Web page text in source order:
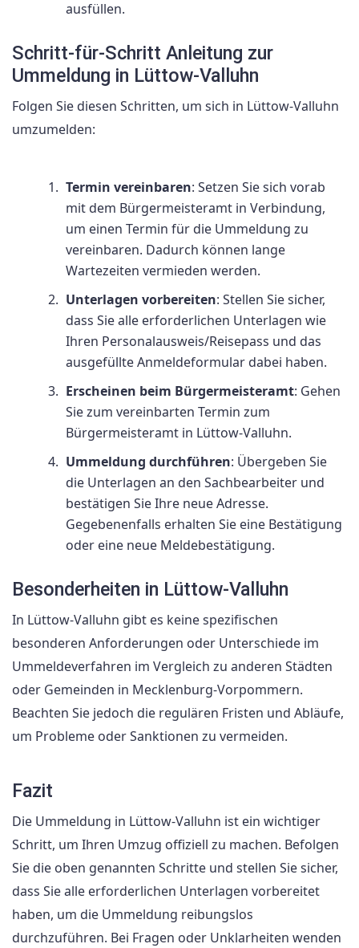
ausfüllen.
Schritt-für-Schritt Anleitung zur
Ummeldung in Lüttow-Valluhn
Folgen Sie diesen Schritten, um sich in Lüttow-Valluhn
umzumelden:
Termin vereinbaren: Setzen Sie sich vorab
mit dem Bürgermeisteramt in Verbindung,
um einen Termin für die Ummeldung zu
vereinbaren. Dadurch können lange
Wartezeiten vermieden werden.
Unterlagen vorbereiten: Stellen Sie sicher,
dass Sie alle erforderlichen Unterlagen wie
Ihren Personalausweis/Reisepass und das
ausgefüllte Anmeldeformular dabei haben.
Erscheinen beim Bürgermeisteramt: Gehen
Sie zum vereinbarten Termin zum
Bürgermeisteramt in Lüttow-Valluhn.
Ummeldung durchführen: Übergeben Sie
die Unterlagen an den Sachbearbeiter und
bestätigen Sie Ihre neue Adresse.
Gegebenenfalls erhalten Sie eine Bestätigung
oder eine neue Meldebestätigung.
Besonderheiten in Lüttow-Valluhn
In Lüttow-Valluhn gibt es keine spezifischen
besonderen Anforderungen oder Unterschiede im
Ummeldeverfahren im Vergleich zu anderen Städten
oder Gemeinden in Mecklenburg-Vorpommern.
Beachten Sie jedoch die regulären Fristen und Abläufe,
um Probleme oder Sanktionen zu vermeiden.
Fazit
Die Ummeldung in Lüttow-Valluhn ist ein wichtiger
Schritt, um Ihren Umzug offiziell zu machen. Befolgen
Sie die oben genannten Schritte und stellen Sie sicher,
dass Sie alle erforderlichen Unterlagen vorbereitet
haben, um die Ummeldung reibungslos
durchzuführen. Bei Fragen oder Unklarheiten wenden